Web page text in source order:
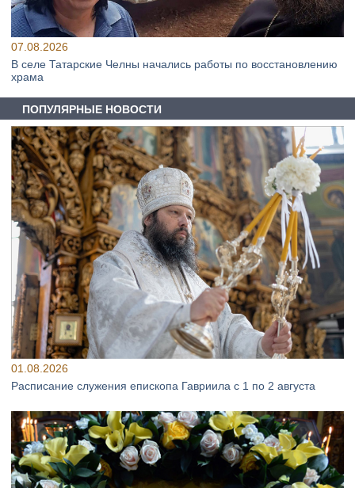
07.08.2026
В селе Татарские Челны начались работы по восстановлению
храма
ПОПУЛЯРНЫЕ НОВОСТИ
01.08.2026
Расписание служения епископа Гавриила с 1 по 2 августа